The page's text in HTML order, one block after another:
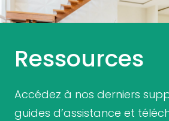
Ressources
Accédez à nos derniers
guides d’assistance et